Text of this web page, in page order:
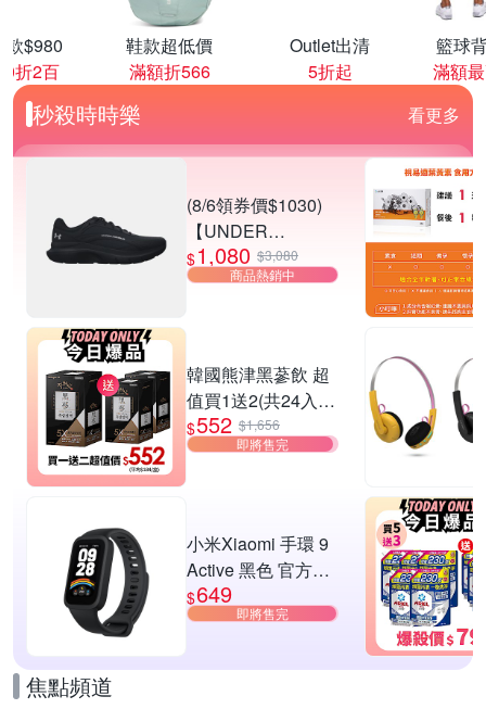
款$980
折2百
鞋款超低價
滿額折566
Outlet出清
5折起
籃球
滿額
秒殺時時樂 看更多
(8/6領券價$1030)
【UNDER
ARMOUR】UA
Charged Rogue 5
$1,080 $3,080
商品熱銷中
韓國熊津黑蔘飲 超
值買1送2(共24入
組)
$552 $1,656
即將售完
小米Xiaomi 手環 9
Active 黑色 官方旗
艦館
$649
即將售完
焦點頻道